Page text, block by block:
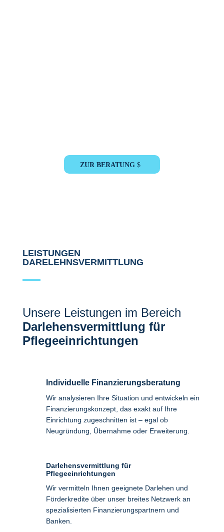
ZUR BERATUNG
LEISTUNGEN
DARELEHNSVERMITTLUNG
Unsere Leistungen im Bereich
Darlehensvermittlung für
Pflegeeinrichtungen
Individuelle Finanzierungsberatung
Wir analysieren Ihre Situation und entwickeln ein
Finanzierungskonzept, das exakt auf Ihre
Einrichtung zugeschnitten ist – egal ob
Neugründung, Übernahme oder Erweiterung.
Darlehensvermittlung für
Pflegeeinrichtungen
Wir vermitteln Ihnen geeignete Darlehen und
Förderkredite über unser breites Netzwerk an
spezialisierten Finanzierungspartnern und
Banken.